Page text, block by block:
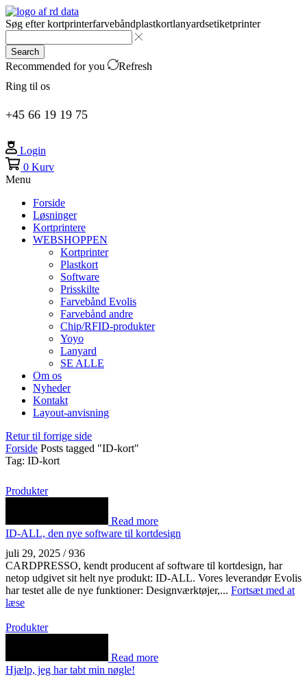
Søg efterkortprinterfarvebåndplastkortlanyardsetiketprinter
Search
Recommended for you
Refresh
Ring til os
+45 66 19 19 75
Login
0 Kurv
Menu
Forside
Løsninger
Kortprintere
WEBSHOPPEN
Kortprinter
Plastkort
Software
Prisskilte
Farvebånd Evolis
Farvebånd andre
Chip/RFID-produkter
Yoyo
Lanyard
SE ALLE
Om os
Nyheder
Kontakt
Layout-anvisning
Retur til forrige side
Forside Posts tagged "ID-kort"
Tag: ID-kort
Produkter
Read more
ID-ALL, den nye software til kortdesign
juli 29, 2025 / 936
CARDPRESSO, kendt producent af software til kortdesign, har
netop udgivet sit helt nye produkt: ID-ALL. Vores leverandør Evolis
har testet alle de nye funktioner: Designværktøjer,... Fortsæt med at
læse
Produkter
Read more
Hjælp, jeg har tabt min nøgle!